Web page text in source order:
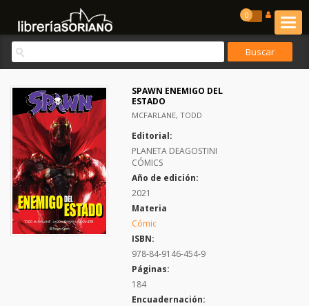
0
SPAWN ENEMIGO DEL
ESTADO
MCFARLANE, TODD
Editorial:
PLANETA DEAGOSTINI
CÓMICS
Año de edición:
2021
Materia
Cómic
ISBN:
978-84-9146-454-9
Páginas:
184
Encuadernación: